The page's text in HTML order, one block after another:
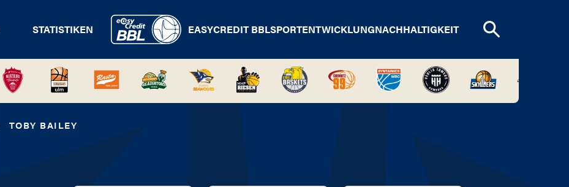
STATISTIKEN EASYCREDIT BBLSPORTENTWICKLUNGNACHHALTIGKEIT
TOBY BAILEY